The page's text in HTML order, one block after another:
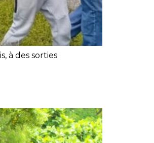
à des sorties